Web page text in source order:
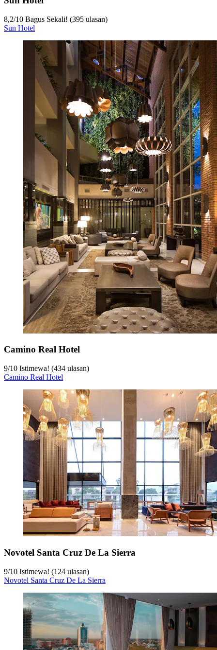
8,2/10 Bagus Sekali! (395 ulasan)
Sun Hotel
Camino Real Hotel
9/10 Istimewa! (434 ulasan)
Camino Real Hotel
Novotel Santa Cruz De La Sierra
9/10 Istimewa! (124 ulasan)
Novotel Santa Cruz De La Sierra